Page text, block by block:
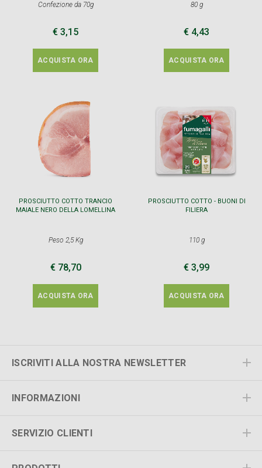
Confezione da 70g
€ 3,15
ACQUISTA ORA
80 g
€ 4,43
ACQUISTA ORA
PROSCIUTTO COTTO TRANCIO
MAIALE NERO DELLA LOMELLINA
Peso 2,5 Kg
€ 78,70
ACQUISTA ORA
PROSCIUTTO COTTO - BUONI DI
FILIERA
110 g
€ 3,99
ACQUISTA ORA
ISCRIVITI ALLA NOSTRA NEWSLETTER
INFORMAZIONI
SERVIZIO CLIENTI